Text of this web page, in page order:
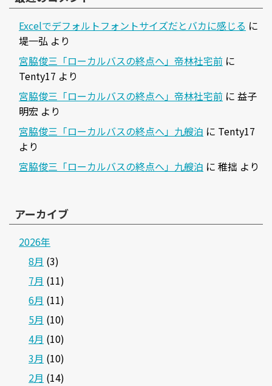
Excelでデフォルトフォントサイズだとバカに感じる に
堤一弘 より
宮脇俊三「ローカルバスの終点へ」帝林社宅前 に
Tenty17 より
宮脇俊三「ローカルバスの終点へ」帝林社宅前 に 益子
明宏 より
宮脇俊三「ローカルバスの終点へ」九艘泊 に Tenty17
より
宮脇俊三「ローカルバスの終点へ」九艘泊 に 稚拙 より
アーカイブ
2026年
8月 (3)
7月 (11)
6月 (11)
5月 (10)
4月 (10)
3月 (10)
2月 (14)